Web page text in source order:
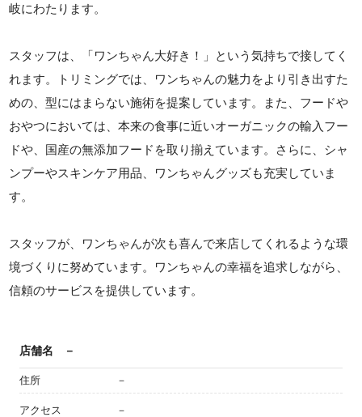
岐にわたります。
スタッフは、「ワンちゃん大好き！」という気持ちで接してく
れます。トリミングでは、ワンちゃんの魅力をより引き出すた
めの、型にはまらない施術を提案しています。また、フードや
おやつにおいては、本来の食事に近いオーガニックの輸入フー
ドや、国産の無添加フードを取り揃えています。さらに、シャ
ンプーやスキンケア用品、ワンちゃんグッズも充実していま
す。
スタッフが、ワンちゃんが次も喜んで来店してくれるような環
境づくりに努めています。ワンちゃんの幸福を追求しながら、
信頼のサービスを提供しています。
店舗名 －
住所 －
アクセス －